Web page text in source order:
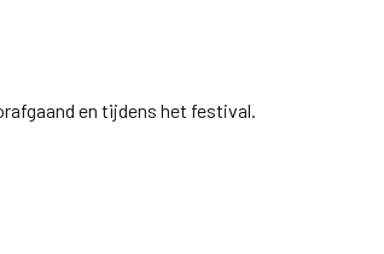
en tijdens het festival.